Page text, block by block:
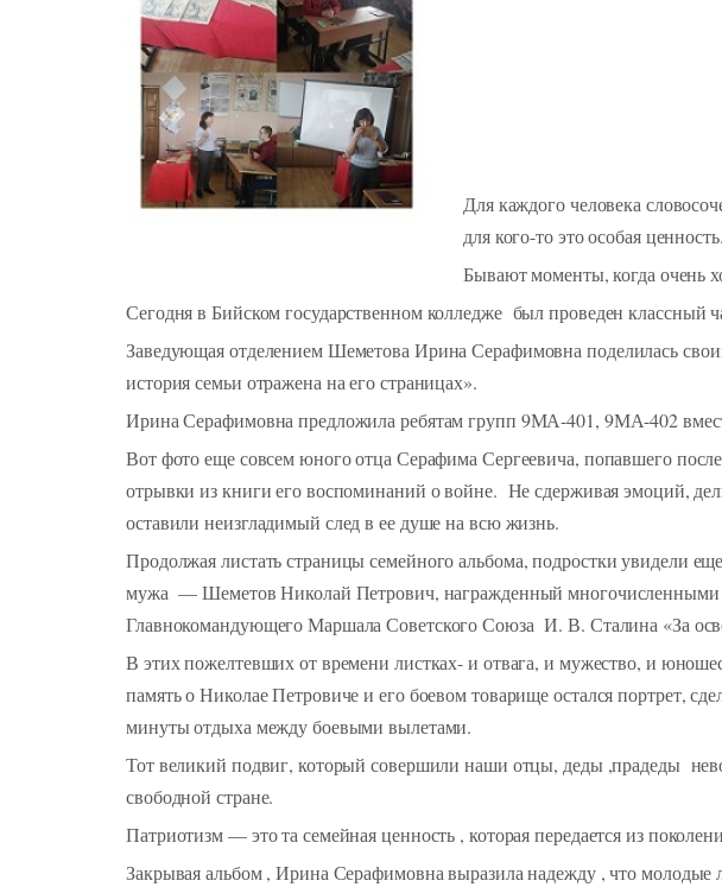
Для каждого человека
для кого-то это особая ценность.
Бывают моменты, когда очень
Сегодня в Бийском государственном колледже был проведен
Заведующая отделением Шеметова Ирина Серафимовна поделилась
история семьи отражена на его страницах».
Ирина Серафимовна предложила ребятам групп 9МА-401, 9МА-402
Вот фото еще совсем юного отца Серафима Сергеевича, попавшего
отрывки из книги его воспоминаний о войне. Не сдерживая эмоций,
оставили неизгладимый след в ее душе на всю жизнь.
Продолжая листать страницы семейного альбома, подростки увидели
мужа — Шеметов Николай Петрович, награжденный многочисленными
Главнокомандующего Маршала Советского Союза И. В. Сталина «За
В этих пожелтевших от времени листках- и отвага, и мужество, и
память о Николае Петровиче и его боевом товарище остался портрет,
минуты отдыха между боевыми вылетами.
Тот великий подвиг, который совершили наши отцы, деды ,прадеды
свободной стране.
Патриотизм — это та семейная ценность , которая передается из
Закрывая альбом , Ирина Серафимовна выразила надежду , что